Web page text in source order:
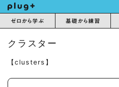
ゼロから学ぶ 基礎から練習
クラスター
【clusters】